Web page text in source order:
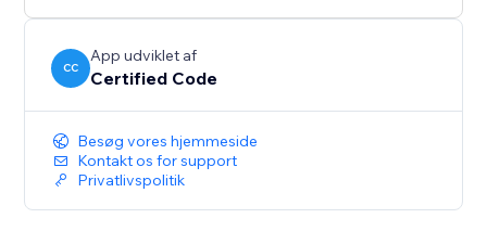
CC
App udviklet af
Certified Code
Besøg vores hjemmeside
Kontakt os for support
Privatlivspolitik